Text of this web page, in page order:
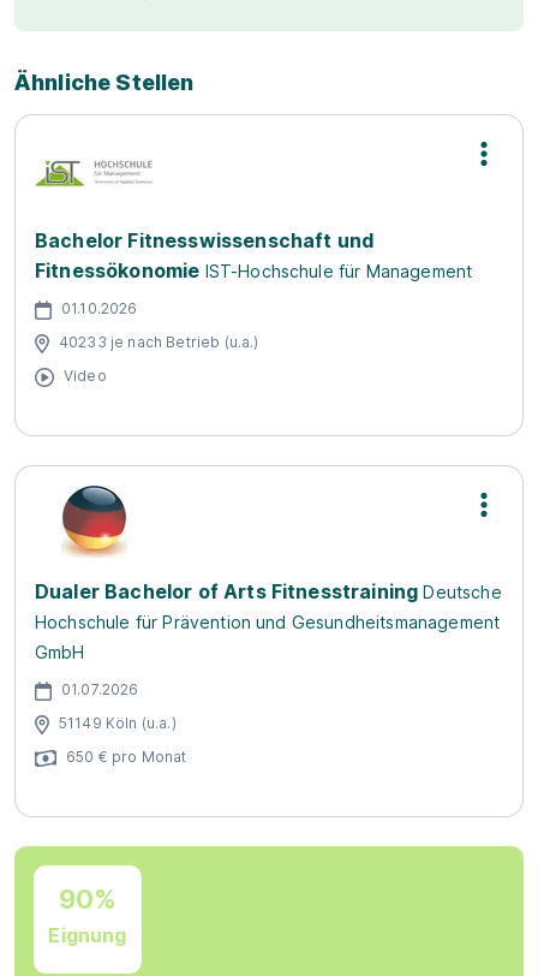
Ähnliche Stellen
Bachelor Fitnesswissenschaft und
Fitnessökonomie IST-Hochschule für Management
01.10.2026
40233 je nach Betrieb (u.a.)
Video
Dualer Bachelor of Arts Fitnesstraining Deutsche
Hochschule für Prävention und Gesundheitsmanagement
GmbH
01.07.2026
51149 Köln (u.a.)
650 € pro Monat
90%
Eignung